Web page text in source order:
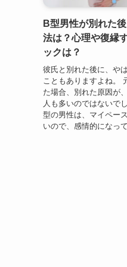
B型男性が別れた
法は？心理や復縁
ックは？
彼氏と別れた後に、や
こともありますよね。
た場合、別れた原因が
人も多いのではないで
型の男性は、マイペー
いので、感情的になっ